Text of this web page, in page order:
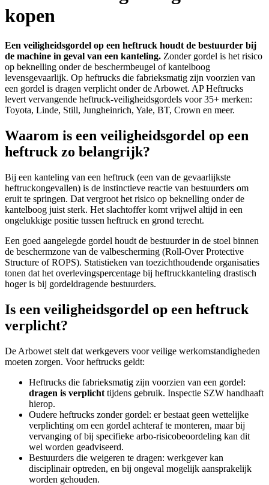
kopen
Een veiligheidsgordel op een heftruck houdt de bestuurder bij
de machine in geval van een kanteling. Zonder gordel is het risico
op beknelling onder de beschermbeugel of kantelboog
levensgevaarlijk. Op heftrucks die fabrieksmatig zijn voorzien van
een gordel is dragen verplicht onder de Arbowet. AP Heftrucks
levert vervangende heftruck-veiligheidsgordels voor 35+ merken:
Toyota, Linde, Still, Jungheinrich, Yale, BT, Crown en meer.
Waarom is een veiligheidsgordel op een
heftruck zo belangrijk?
Bij een kanteling van een heftruck (een van de gevaarlijkste
heftruckongevallen) is de instinctieve reactie van bestuurders om
eruit te springen. Dat vergroot het risico op beknelling onder de
kantelboog juist sterk. Het slachtoffer komt vrijwel altijd in een
ongelukkige positie tussen heftruck en grond terecht.
Een goed aangelegde gordel houdt de bestuurder in de stoel binnen
de beschermzone van de valbescherming (Roll-Over Protective
Structure of ROPS). Statistieken van toezichthoudende organisaties
tonen dat het overlevingspercentage bij heftruckkanteling drastisch
hoger is bij gordeldragende bestuurders.
Is een veiligheidsgordel op een heftruck
verplicht?
De Arbowet stelt dat werkgevers voor veilige werkomstandigheden
moeten zorgen. Voor heftrucks geldt:
Heftrucks die fabrieksmatig zijn voorzien van een gordel:
dragen is verplicht tijdens gebruik. Inspectie SZW handhaaft
hierop.
Oudere heftrucks zonder gordel: er bestaat geen wettelijke
verplichting om een gordel achteraf te monteren, maar bij
vervanging of bij specifieke arbo-risicobeoordeling kan dit
wel worden geadviseerd.
Bestuurders die weigeren te dragen: werkgever kan
disciplinair optreden, en bij ongeval mogelijk aansprakelijk
worden gehouden.